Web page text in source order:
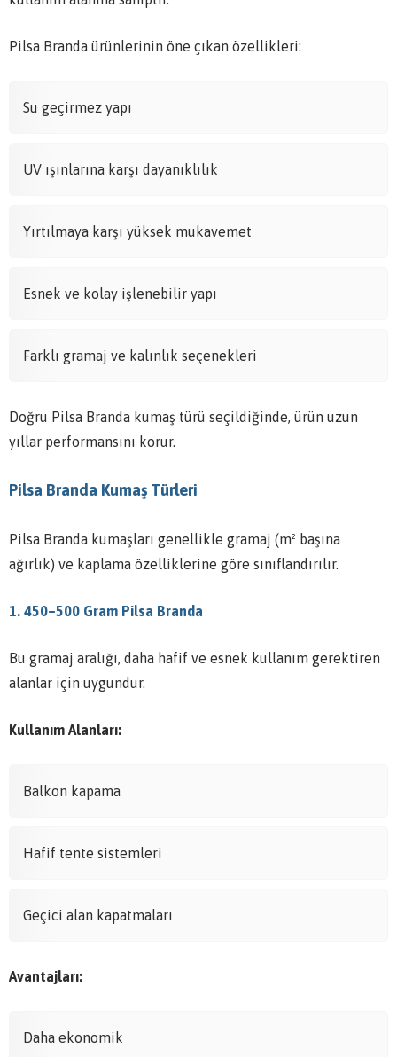
Pilsa Branda ürünlerinin öne çıkan özellikleri:
Su geçirmez yapı
UV ışınlarına karşı dayanıklılık
Yırtılmaya karşı yüksek mukavemet
Esnek ve kolay işlenebilir yapı
Farklı gramaj ve kalınlık seçenekleri
Doğru Pilsa Branda kumaş türü seçildiğinde, ürün uzun
yıllar performansını korur.
Pilsa Branda Kumaş Türleri
Pilsa Branda kumaşları genellikle gramaj (m² başına
ağırlık) ve kaplama özelliklerine göre sınıflandırılır.
1. 450–500 Gram Pilsa Branda
Bu gramaj aralığı, daha hafif ve esnek kullanım gerektiren
alanlar için uygundur.
Kullanım Alanları:
Balkon kapama
Hafif tente sistemleri
Geçici alan kapatmaları
Avantajları:
Daha ekonomik